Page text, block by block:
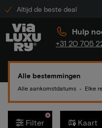
Altijd de beste deal
Hulp
+31 20 705
Alle bestemmingen
Alle aankomstdatums ● Elke
Filter Kaart